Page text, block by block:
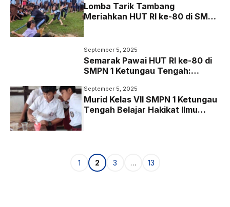
Lomba Tarik Tambang
Meriahkan HUT RI ke-80 di SMPN
1 Ketungau Tengah
September 5, 2025
Semarak Pawai HUT RI ke-80 di
SMPN 1 Ketungau Tengah:
Kebangsaan
September 5, 2025
Murid Kelas VII SMPN 1 Ketungau
Tengah Belajar Hakikat Ilmu
Halaman
1Halaman
2 Halaman
3 … Halaman
13